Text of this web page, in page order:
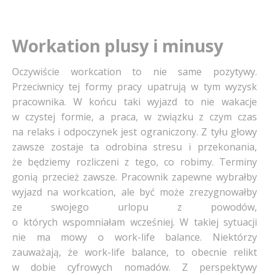
Workation plusy i minusy
Oczywiście workcation to nie same pozytywy.
Przeciwnicy tej formy pracy upatrują w tym wyzysk
pracownika. W końcu taki wyjazd to nie wakacje
w czystej formie, a praca, w związku z czym czas
na relaks i odpoczynek jest ograniczony. Z tyłu głowy
zawsze zostaje ta odrobina stresu i przekonania,
że będziemy rozliczeni z tego, co robimy. Terminy
gonią przecież zawsze. Pracownik zapewne wybrałby
wyjazd na workcation, ale być może zrezygnowałby
ze swojego urlopu z powodów,
o których wspomniałam wcześniej. W takiej sytuacji
nie ma mowy o work-life balance. Niektórzy
zauważają, że work-life balance, to obecnie relikt
w dobie cyfrowych nomadów. Z perspektywy